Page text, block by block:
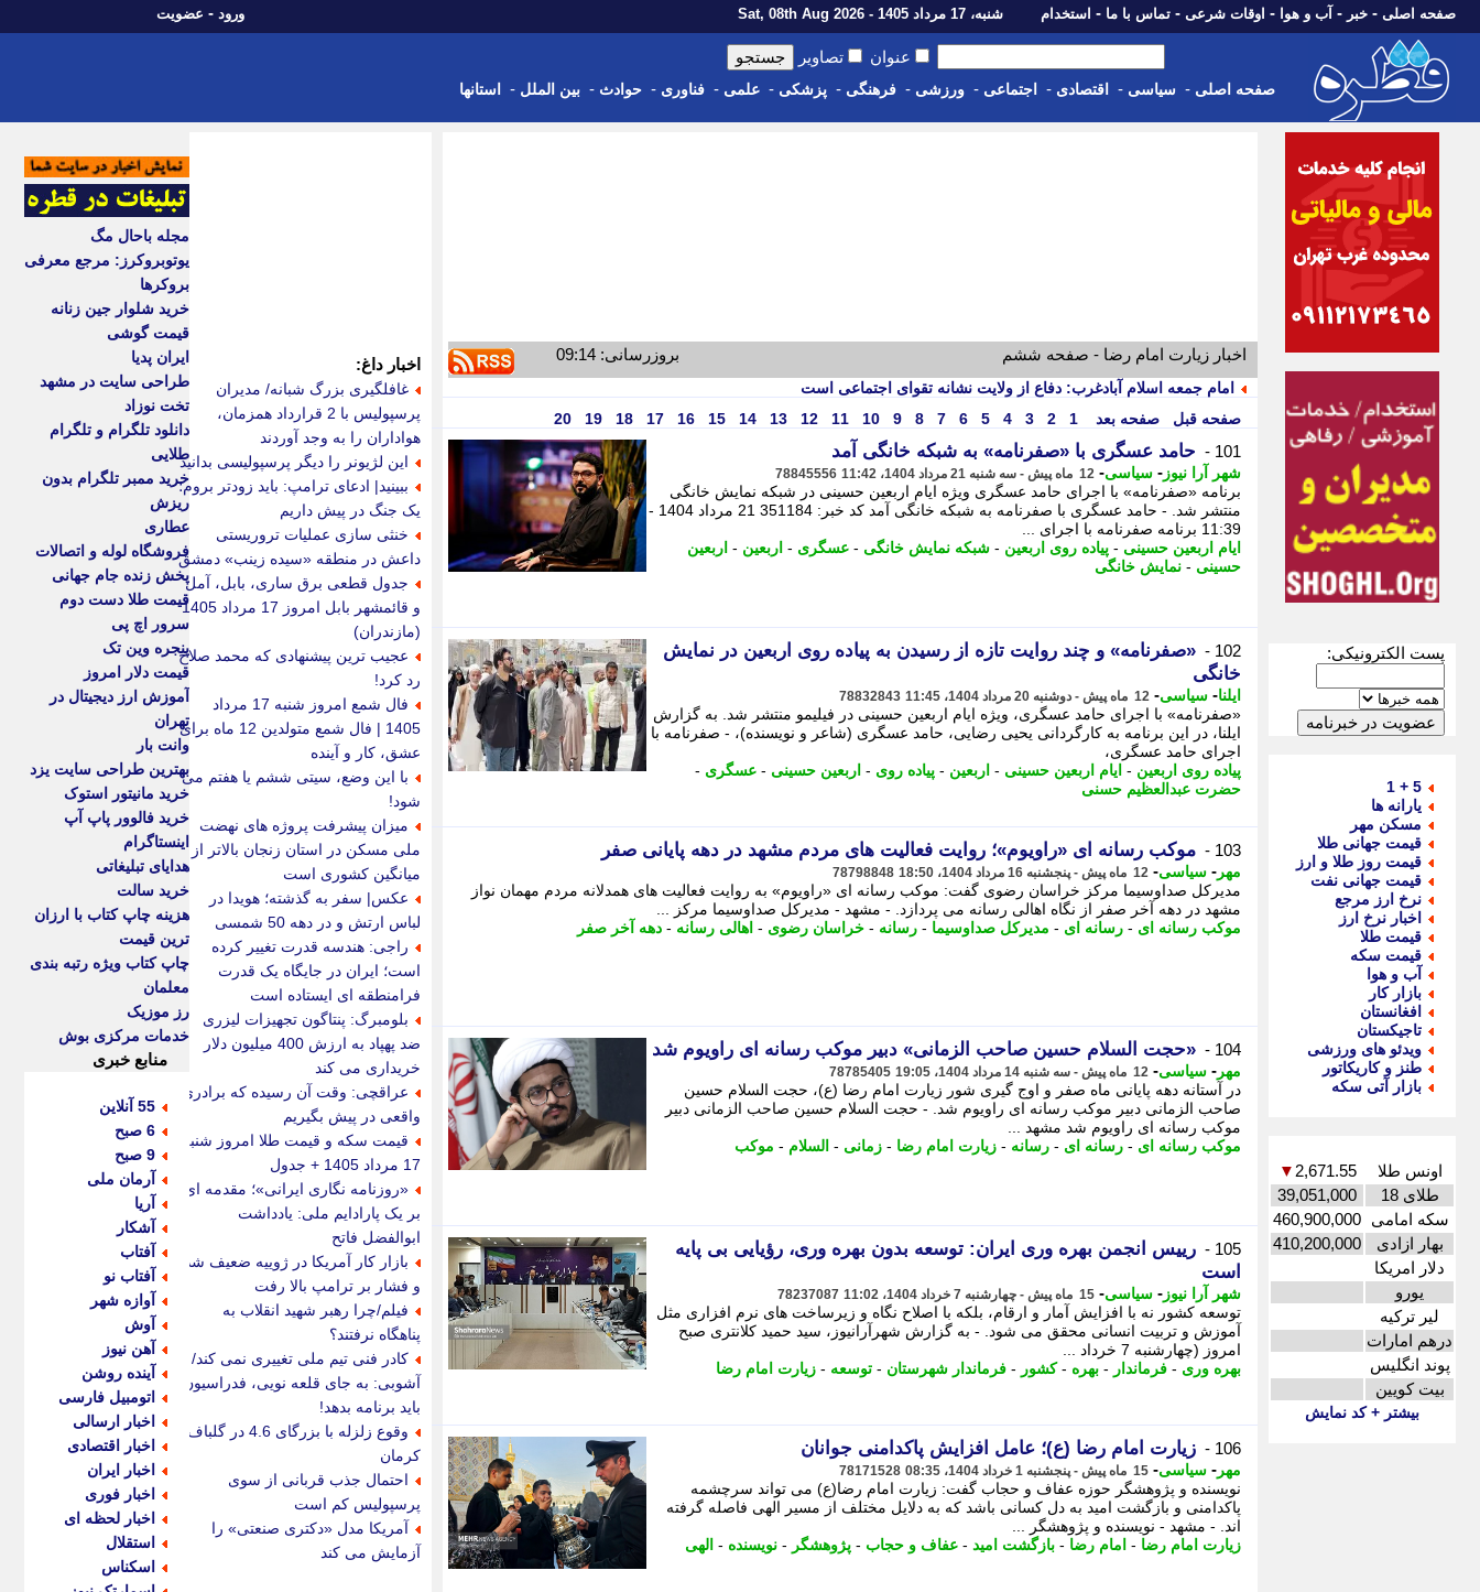
صفحه اصلی - خبر - آب و هوا - اوقات شرعی - تماس با ما - استخدام شنبه، 17 مرداد 1405 - Sat, 08th Aug 2026 ورود - عضویت
عنوان تصاویر
صفحه اصلی - سیاسی - اقتصادی - اجتماعی - ورزشی - فرهنگی - پزشکی - علمی - فناوری - حوادث - بین الملل - استانها
پست الکترونیکی:
5 + 1
یارانه ها
مسکن مهر
قیمت جهانی طلا
قیمت روز طلا و ارز
قیمت جهانی نفت
نرخ ارز مرجع
اخبار نرخ ارز
قیمت طلا
قیمت سکه
آب و هوا
بازار کار
افغانستان
تاجیکستان
ویدئو های ورزشی
طنز و کاریکاتور
بازار آتی سکه
اونس طلا 2,671.55
▼
طلای 18
39,051,000
سکه امامی 460,900,000
بهار ازادی
410,200,000
دلار امریکا
یورو
لیر ترکیه
درهم امارات
پوند انگلیس
بیت کویین
بیشتر + کد نمایش
اخبار زیارت امام رضا - صفحه ششم بروزرسانی: 09:14
امام جمعه اسلام آبادغرب: دفاع از ولایت نشانه تقوای اجتماعی است
صفحه قبل
صفحه بعد 1
2
3
4
5
6
7
8
9
10
11
12
13
14
15
16
17
18
19
20
101 - حامد عسگری با «صفرنامه» به شبکه خانگی آمد
شهر آرا نیوز - سیاسی- 12 ماه پیش - سه شنبه 21 مرداد 1404، 11:42 78845556
برنامه «صفرنامه» با اجرای حامد عسگری ویژه ایام اربعین حسینی در شبکه نمایش خانگی
منتشر شد. - حامد عسگری با صفرنامه به شبکه خانگی آمد کد خبر: 351184 21 مرداد 1404 -
11:39 برنامه صفرنامه با اجرای ...
ایام اربعین حسینی - پیاده روی اربعین - شبکه نمایش خانگی - عسگری - اربعین - اربعین
حسینی - نمایش خانگی
102 -
«صفرنامه» و چند روایت تازه از رسیدن به پیاده روی اربعین در نمایش
خانگی
ایلنا- سیاسی- 12 ماه پیش - دوشنبه 20 مرداد 1404، 11:45 78832843
«صفرنامه» با اجرای حامد عسگری، ویژه ایام اربعین حسینی در فیلیمو منتشر شد. به گزارش
ایلنا، در این برنامه به کارگردانی یحیی رضایی، حامد عسگری (شاعر و نویسنده)، - صفرنامه با
اجرای حامد عسگری،
پیاده روی اربعین - ایام اربعین حسینی - اربعین - پیاده روی - اربعین حسینی - عسگری -
حضرت عبدالعظیم حسنی
103 - موکب رسانه ای «راویوم»؛ روایت فعالیت های مردم مشهد در دهه پایانی صفر
مهر - سیاسی- 12 ماه پیش - پنجشنبه 16 مرداد 1404، 18:50 78798848
مدیرکل صداوسیما مرکز خراسان رضوی گفت: موکب رسانه ای «راویوم» به روایت فعالیت های همدلانه مردم مهمان نواز
مشهد در دهه آخر صفر از نگاه اهالی رسانه می پردازد. - مشهد - مدیرکل صداوسیما مرکز ...
موکب رسانه ای - رسانه ای - مدیرکل صداوسیما - رسانه - خراسان رضوی - اهالی رسانه - دهه آخر صفر
104 - «حجت السلام حسین صاحب الزمانی» دبیر موکب رسانه ای راویوم شد
مهر - سیاسی- 12 ماه پیش - سه شنبه 14 مرداد 1404، 19:05 78785405
در آستانه دهه پایانی ماه صفر و اوج گیری شور زیارت امام رضا (ع)، حجت السلام حسین
صاحب الزمانی دبیر موکب رسانه ای راویوم شد. - حجت السلام حسین صاحب الزمانی دبیر
موکب رسانه ای راویوم شد مشهد ...
موکب رسانه ای - رسانه ای - رسانه - زیارت امام رضا - زمانی - السلام - موکب
105 -
رییس انجمن بهره وری ایران: توسعه بدون بهره وری، رؤیایی بی پایه
است
شهر آرا نیوز - سیاسی- 15 ماه پیش - چهارشنبه 7 خرداد 1404، 11:02 78237087
توسعه کشور نه با افزایش آمار و ارقام، بلکه با اصلاح نگاه و زیرساخت های نرم افزاری مثل
آموزش و تربیت انسانی محقق می شود. - به گزارش شهرآرانیوز، سید حمید کلانتری صبح
امروز (چهارشنبه 7 خرداد ...
بهره وری - فرماندار - بهره -کشور - فرماندار شهرستان - توسعه - زیارت امام رضا
106 - زیارت امام رضا (ع)؛ عامل افزایش پاکدامنی جوانان
مهر - سیاسی- 15 ماه پیش - پنجشنبه 1 خرداد 1404، 08:35 78171528
نویسنده و پژوهشگر حوزه عفاف و حجاب گفت: زیارت امام رضا(ع) می تواند سرچشمه
پاکدامنی و بازگشت امید به دل کسانی باشد که به دلایل مختلف از مسیر الهی فاصله گرفته
اند. - مشهد - نویسنده و پژوهشگر ...
زیارت امام رضا - امام رضا - بازگشت امید - عفاف و حجاب - پژوهشگر - نویسنده - الهی
اخبار داغ:
غافلگیری بزرگ شبانه/ مدیران
پرسپولیس با 2 قرارداد همزمان،
هواداران را به وجد آوردند
این لژیونر را دیگر پرسپولیسی بدانید
ببینید| ادعای ترامپ: باید زودتر بروم؛
یک جنگ در پیش داریم
خنثی سازی عملیات تروریستی
داعش در منطقه «سیده زینب» دمشق
جدول قطعی برق ساری، بابل، آمل
و قائمشهر بابل امروز 17 مرداد 1405
(مازندران)
عجیب ترین پیشنهادی که محمد صلاح
رد کرد!
فال شمع امروز شنبه 17 مرداد
1405 | فال شمع متولدین 12 ماه برای
عشق، کار و آینده
با این وضع، سیتی ششم یا هفتم می
شود!
میزان پیشرفت پروژه های نهضت
ملی مسکن در استان زنجان بالاتر از
میانگین کشوری است
عکس| سفر به گذشته؛ هویدا در
لباس ارتش و در دهه 50 شمسی
راجی: هندسه قدرت تغییر کرده
است؛ ایران در جایگاه یک قدرت
فرامنطقه ای ایستاده است
بلومبرگ: پنتاگون تجهیزات لیزری
ضد پهپاد به ارزش 400 میلیون دلار
خریداری می کند
عراقچی: وقت آن رسیده که برادری
واقعی در پیش بگیریم
قیمت سکه و قیمت طلا امروز شنبه
17 مرداد 1405 + جدول
«روزنامه نگاری ایرانی»؛ مقدمه ای
بر یک پارادایم ملی: یادداشت
ابوالفضل فاتح
بازار کار آمریکا در ژوییه ضعیف شد
و فشار بر ترامپ بالا رفت
فیلم/چرا رهبر شهید انقلاب به
پناهگاه نرفتند؟
کادر فنی تیم ملی تغییری نمی کند/
آشوبی: به جای قلعه نویی، فدراسیون
باید برنامه بدهد!
وقوع زلزله با بزرگای 4.6 در گلباف
کرمان
احتمال جذب قربانی از سوی
پرسپولیس کم است
آمریکا مدل «دکتری صنعتی» را
آزمایش می کند
مجله باحال مگ
یوتوبروکرز: مرجع معرفی
بروکرها
خرید شلوار جین زنانه
قیمت گوشی
ایران پدیا
طراحی سایت در مشهد
تخت نوزاد
دانلود تلگرام و تلگرام
طلایی
خرید ممبر تلگرام بدون
ریزش
عطاری
فروشگاه لوله و اتصالات
پخش زنده جام جهانی
قیمت طلا دست دوم
سرور اچ پی
پنجره وین تک
قیمت دلار امروز
آموزش ارز دیجیتال در
تهران
وانت بار
بهترین طراحی سایت یزد
خرید مانیتور استوک
خرید فالوور پاپ آپ
اینستاگرام
هدایای تبلیغاتی
خرید سالت
هزینه چاپ کتاب با ارزان
ترین قیمت
چاپ کتاب ویژه رتبه بندی
معلمان
رز موزیک
خدمات مرکزی بوش
منابع خبری
55 آنلاین
6 صبح
9 صبح
آرمان ملی
آریا
آشکار
آفتاب
آفتاب نو
آوازه شهر
آوش
آهن نیوز
آینده روشن
اتومبیل فارسی
اخبار ارسالی
اخبار اقتصادی
اخبار ایران
اخبار فوری
اخبار لحظه ای
استقلال
اسکناس